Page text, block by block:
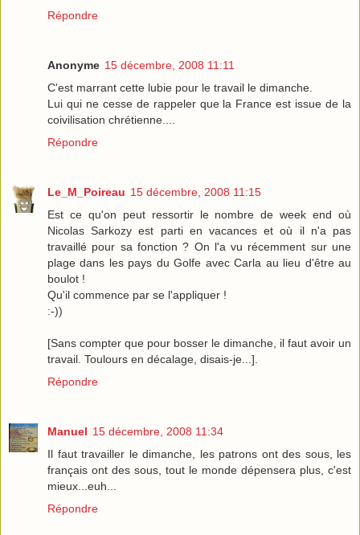
Répondre
Anonyme 15 décembre, 2008 11:11
C'est marrant cette lubie pour le travail le dimanche.
Lui qui ne cesse de rappeler que la France est issue de la
coivilisation chrétienne....
Répondre
Le_M_Poireau 15 décembre, 2008 11:15
Est ce qu'on peut ressortir le nombre de week end où
Nicolas Sarkozy est parti en vacances et où il n'a pas
travaillé pour sa fonction ? On l'a vu récemment sur une
plage dans les pays du Golfe avec Carla au lieu d'être au
boulot !
Qu'il commence par se l'appliquer !
:-))
[Sans compter que pour bosser le dimanche, il faut avoir un
travail. Toulours en décalage, disais-je...].
Répondre
Manuel 15 décembre, 2008 11:34
Il faut travailler le dimanche, les patrons ont des sous, les
français ont des sous, tout le monde dépensera plus, c'est
mieux...euh...
Répondre